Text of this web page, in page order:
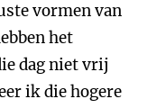
vormen van
het
dag niet vrij
ik die hogere